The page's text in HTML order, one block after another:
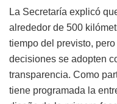
La Secretaría explicó
alrededor de 500
tiempo del previsto,
decisiones se adopten
transparencia. Como
tiene programada la